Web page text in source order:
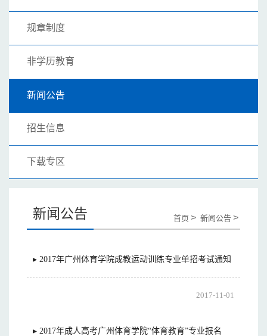
规章制度
非学历教育
新闻公告
招生信息
下载专区
新闻公告 首页 > 新闻公告 >
▸ 2017年广州体育学院成教运动训练专业单招考试通知
2017-11-01
▸ 2017年成人高考广州体育学院“体育教育”专业报名